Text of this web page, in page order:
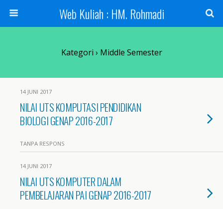
Web Kuliah : HM. Rohmadi
Kategori › Middle Semester
14 JUNI 2017
NILAI UTS KOMPUTASI PENDIDIKAN
BIOLOGI GENAP 2016-2017
TANPA RESPONS
14 JUNI 2017
NILAI UTS KOMPUTER DALAM
PEMBELAJARAN PAI GENAP 2016-2017